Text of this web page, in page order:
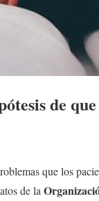
de
que los
de la